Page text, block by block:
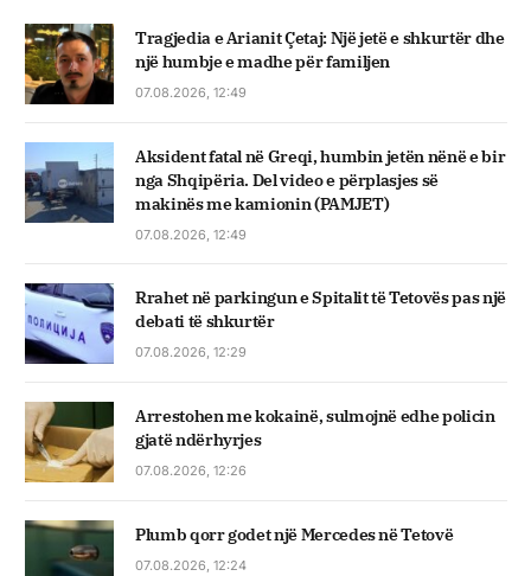
Tragjedia e Arianit Çetaj: Një jetë e shkurtër dhe
një humbje e madhe për familjen
07.08.2026, 12:49
Aksident fatal në Greqi, humbin jetën nënë e bir
nga Shqipëria. Del video e përplasjes së
makinës me kamionin (PAMJET)
07.08.2026, 12:49
Rrahet në parkingun e Spitalit të Tetovës pas një
debati të shkurtër
07.08.2026, 12:29
Arrestohen me kokainë, sulmojnë edhe policin
gjatë ndërhyrjes
07.08.2026, 12:26
Plumb qorr godet një Mercedes në Tetovë
07.08.2026, 12:24